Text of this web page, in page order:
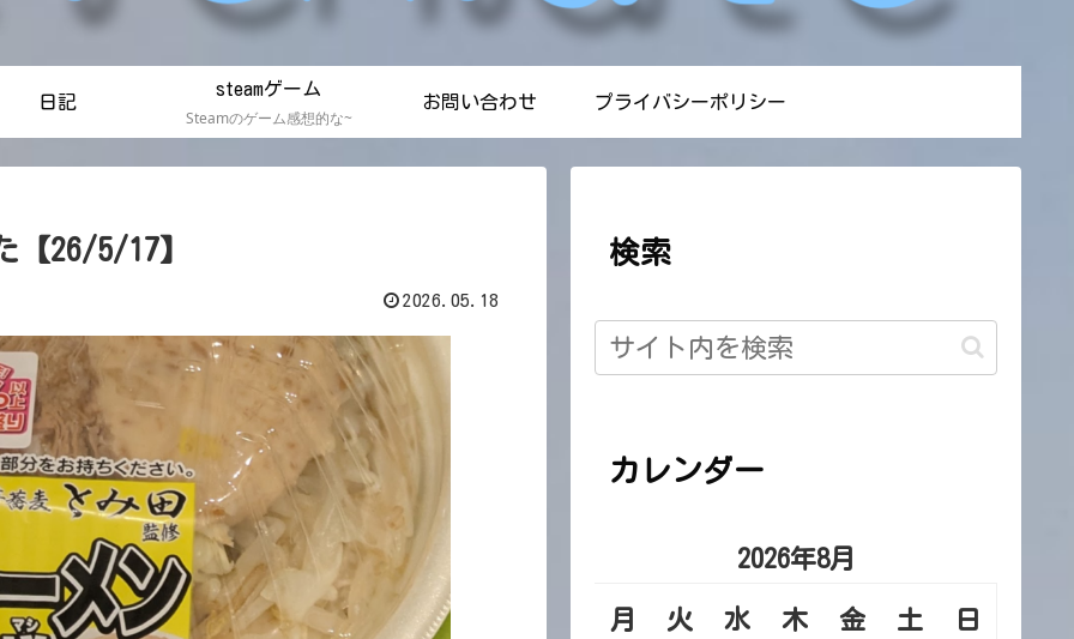
日記
steamゲーム
Steamのゲーム感想的な~
お問い合わせ プライバシーポリシー
【26/5/17】
2026.05.18
検索
カレンダー
2026年8月
月 火 水 木 金 土 日